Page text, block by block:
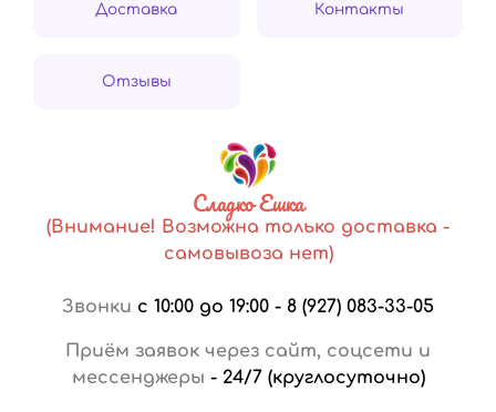
Доставка Контакты
Отзывы
Сладко Ешка
(Внимание! Возможна только доставка -
самовывоза нет)
Звонки с 10:00 до 19:00 - 8 (927) 083-33-05
Приём заявок через сайт, соцсети и
мессенджеры - 24/7 (круглосуточно)